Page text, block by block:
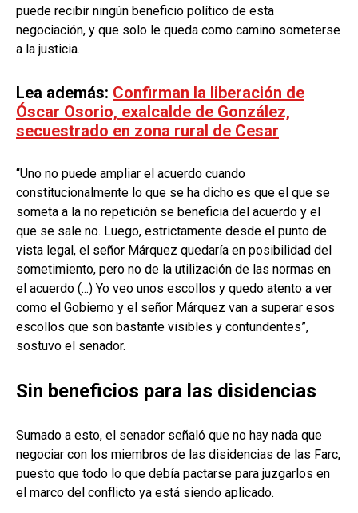
puede recibir ningún beneficio político de esta
negociación, y que solo le queda como camino someterse
a la justicia.
Lea además: Confirman la liberación de
Óscar Osorio, exalcalde de González,
secuestrado en zona rural de Cesar
“Uno no puede ampliar el acuerdo cuando
constitucionalmente lo que se ha dicho es que el que se
someta a la no repetición se beneficia del acuerdo y el
que se sale no. Luego, estrictamente desde el punto de
vista legal, el señor Márquez quedaría en posibilidad del
sometimiento, pero no de la utilización de las normas en
el acuerdo (...) Yo veo unos escollos y quedo atento a ver
como el Gobierno y el señor Márquez van a superar esos
escollos que son bastante visibles y contundentes”,
sostuvo el senador.
Sin beneficios para las disidencias
Sumado a esto, el senador señaló que no hay nada que
negociar con los miembros de las disidencias de las Farc,
puesto que todo lo que debía pactarse para juzgarlos en
el marco del conflicto ya está siendo aplicado.